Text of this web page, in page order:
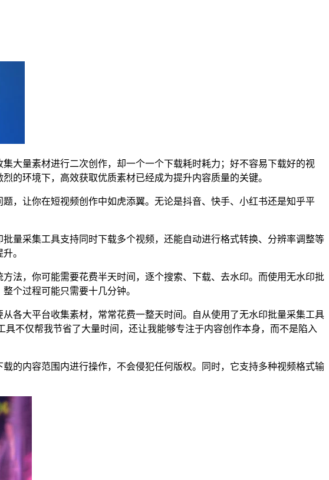
大量素材进行二次创作，却一个一个下载耗时耗力；好不容易下载好的视
的环境下，高效获取优质素材已经成为提升内容质量的关键。
，让你在短视频创作中如虎添翼。无论是抖音、快手、小红书还是知乎平
量采集工具支持同时下载多个视频，还能自动进行格式转换、分辨率调整等
。
法，你可能需要花费半天时间，逐个搜索、下载、去水印。而使用无水印批
个过程可能只需要十几分钟。
各大平台收集素材，常常花费一整天时间。自从使用了无水印批量采集工具
不仅帮我节省了大量时间，还让我能够专注于内容创作本身，而不是陷入
的内容范围内进行操作，不会侵犯任何版权。同时，它支持多种视频格式输